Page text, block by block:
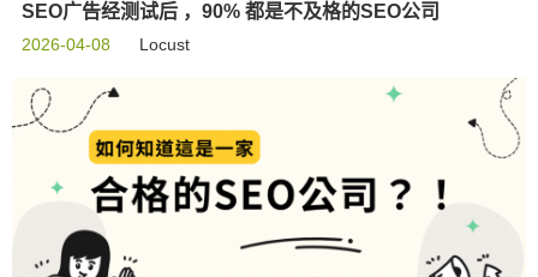
SEO广告经测试后 ，90% 都是不及格的SEO公司
2026-04-08 Locust